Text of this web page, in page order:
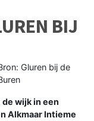
BIJ
Gluren bij de
wijk in een
Alkmaar Intieme